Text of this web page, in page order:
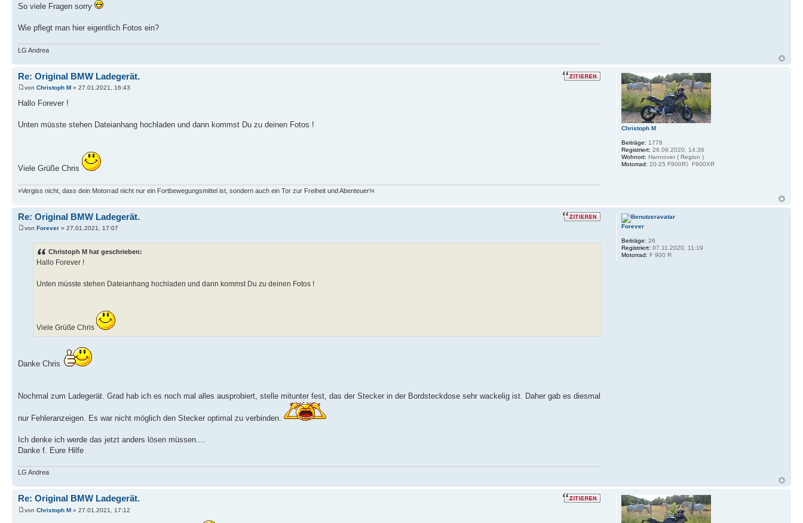
So viele Fragen sorry
Wie pflegt man hier eigentlich Fotos ein?
LG Andrea
Re: Original BMW Ladegerät.
von Christoph M » 27.01.2021, 16:43
Hallo Forever !
Unten müsste stehen Dateianhang hochladen und dann kommst Du zu deinen Fotos !
Viele Grüße Chris
»Vergiss nicht, dass dein Motorrad nicht nur ein Fortbewegungsmittel ist, sondern auch ein Tor zur Freiheit und Abenteuer!«
Christoph M
Beiträge: 1778
Registriert: 26.09.2020, 14:36
Wohnort: Hannover ( Region )
Motorrad: 20-25 F900R》F900XR
Re: Original BMW Ladegerät.
von Forever » 27.01.2021, 17:07
Christoph M hat geschrieben:
Hallo Forever !
Unten müsste stehen Dateianhang hochladen und dann kommst Du zu deinen Fotos !
Viele Grüße Chris
Danke Chris
Nochmal zum Ladegerät. Grad hab ich es noch mal alles ausprobiert, stelle mitunter fest, das der Stecker in der Bordsteckdose sehr wackelig ist. Daher gab es diesmal
nur Fehleranzeigen. Es war nicht möglich den Stecker optimal zu verbinden.
Ich denke ich werde das jetzt anders lösen müssen....
Danke f. Eure Hilfe
LG Andrea
Forever
Beiträge: 26
Registriert: 07.11.2020, 11:19
Motorrad: F 900 R
Re: Original BMW Ladegerät.
von Christoph M » 27.01.2021, 17:12